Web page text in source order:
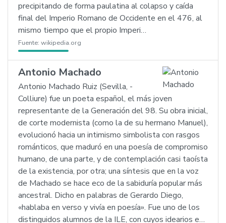
precipitando de forma paulatina al colapso y caída
final del Imperio Romano de Occidente en el 476, al
mismo tiempo que el propio Imperi…
Fuente: wikipedia.org
Antonio Machado
Antonio Machado Ruiz (Sevilla, -
Colliure) fue un poeta español, el más joven
representante de la Generación del 98. Su obra inicial,
de corte modernista (como la de su hermano Manuel),
evolucionó hacia un intimismo simbolista con rasgos
románticos, que maduró en una poesía de compromiso
humano, de una parte, y de contemplación casi taoísta
de la existencia, por otra; una síntesis que en la voz
de Machado se hace eco de la sabiduría popular más
ancestral. Dicho en palabras de Gerardo Diego,
«hablaba en verso y vivía en poesía». Fue uno de los
distinguidos alumnos de la ILE, con cuyos idearios e…